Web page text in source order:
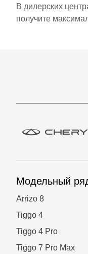
В дилерских
получите
Модельный
Arrizo 8
Tiggo 4
Tiggo 4 Pro
Tiggo 7 Pro Max